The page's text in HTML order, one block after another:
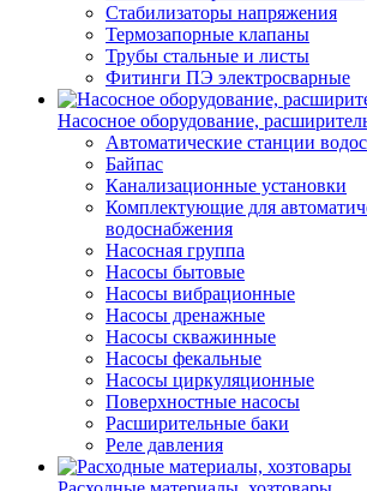
Стабилизаторы напряжения
Термозапорные клапаны
Трубы стальные и листы
Фитинги ПЭ электросварные
Насосное оборудование,
Автоматические станции
Байпас
Канализационные установки
Комплектующие для
водоснабжения
Насосная группа
Насосы бытовые
Насосы вибрационные
Насосы дренажные
Насосы скважинные
Насосы фекальные
Насосы циркуляционные
Поверхностные насосы
Расширительные баки
Реле давления